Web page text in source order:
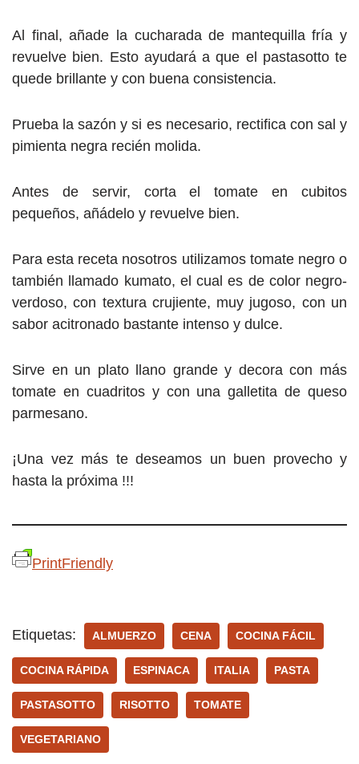
Al final, añade la cucharada de mantequilla fría y
revuelve bien. Esto ayudará a que el pastasotto te
quede brillante y con buena consistencia.
Prueba la sazón y si es necesario, rectifica con sal y
pimienta negra recién molida.
Antes de servir, corta el tomate en cubitos
pequeños, añádelo y revuelve bien.
Para esta receta nosotros utilizamos tomate negro o
también llamado kumato, el cual es de color negro-
verdoso, con textura crujiente, muy jugoso, con un
sabor acitronado bastante intenso y dulce.
Sirve en un plato llano grande y decora con más
tomate en cuadritos y con una galletita de queso
parmesano.
¡Una vez más te deseamos un buen provecho y
hasta la próxima !!!
PrintFriendly
Etiquetas: ALMUERZO CENA COCINA FÁCIL
COCINA RÁPIDA ESPINACA ITALIA PASTA
PASTASOTTO RISOTTO TOMATE
VEGETARIANO